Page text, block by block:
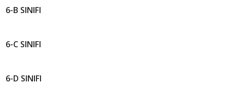
6-B SINIFI
6-C SINIFI
6-D SINIFI